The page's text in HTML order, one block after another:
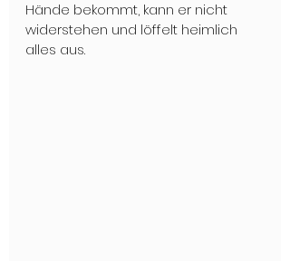
Hände bekommt, kann er nicht
widerstehen und löffelt heimlich
alles aus.